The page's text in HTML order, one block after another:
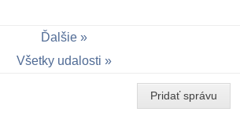
Ďalšie
Všetky udalosti
Pridať správu